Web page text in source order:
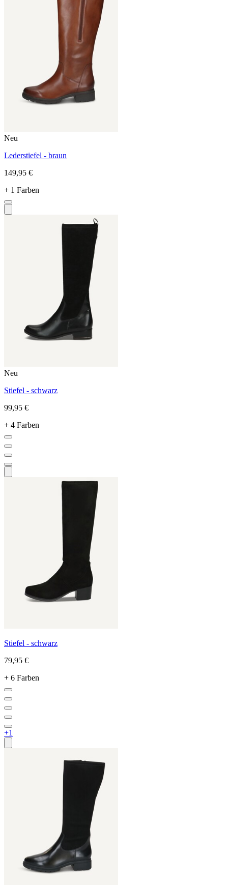
Neu
Lederstiefel - braun
149,95 €
+ 1 Farben
Neu
Stiefel - schwarz
99,95 €
+ 4 Farben
Stiefel - schwarz
79,95 €
+ 6 Farben
+1